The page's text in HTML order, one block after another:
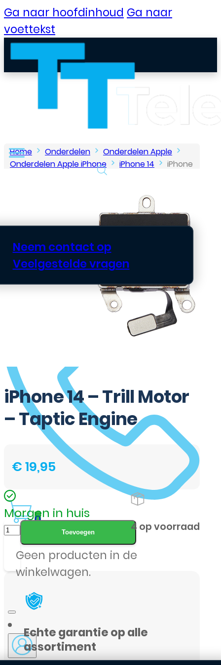
Ga naar hoofdinhoud Ga naar
voettekst
Neem contact op
Veelgestelde vragen
0
Geen producten in de
winkelwagen.
Home Onderdelen
Onderdelen Apple
Onderdelen Apple iPhone
iPhone 14
iPhone
14 – Trill Motor – Taptic Engine
iPhone 14 – Trill Motor
– Taptic Engine
€19,95
Morgen in huis
iPhone
Trill
Motor
-
Taptic
Engine
Toevoegen 4 op voorraad
Echte garantie op alle
assortiment